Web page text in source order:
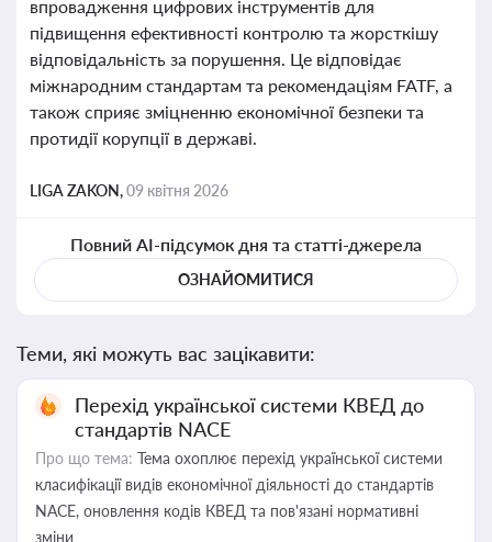
впровадження цифрових інструментів для
підвищення ефективності контролю та жорсткішу
відповідальність за порушення. Це відповідає
міжнародним стандартам та рекомендаціям FATF, а
також сприяє зміцненню економічної безпеки та
протидії корупції в державі.
LIGA ZAKON,09 квітня 2026
Повний AI-підсумок дня та статті-джерела
ОЗНАЙОМИТИСЯ
Теми, які можуть вас зацікавити:
Перехід української системи КВЕД до
стандартів NACE
Про що тема: Тема охоплює перехід української системи
класифікації видів економічної діяльності до стандартів
NACE, оновлення кодів КВЕД та пов'язані нормативні
зміни